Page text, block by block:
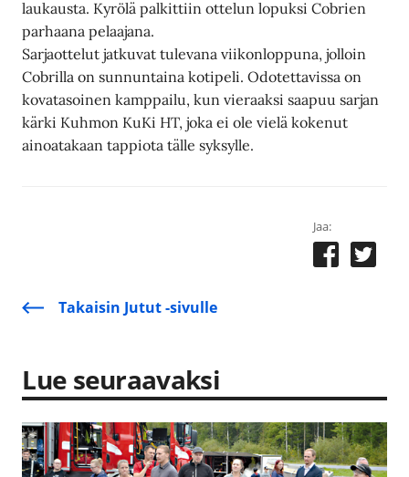
laukausta. Kyrölä palkittiin ottelun lopuksi Cobrien
parhaana pelaajana.
Sarjaottelut jatkuvat tulevana viikonloppuna, jolloin
Cobrilla on sunnuntaina kotipeli. Odotettavissa on
kovatasoinen kamppailu, kun vieraaksi saapuu sarjan
kärki Kuhmon KuKi HT, joka ei ole vielä kokenut
ainoatakaan tappiota tälle syksylle.
Jaa:
Takaisin Jutut -sivulle
Lue seuraavaksi